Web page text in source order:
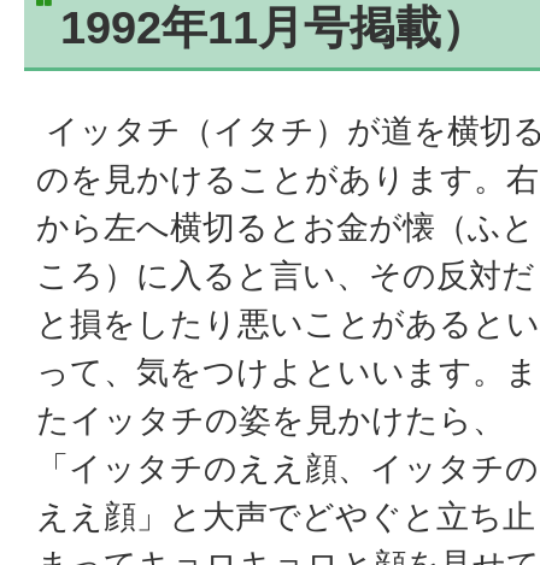
1992年11月号掲載）
イッタチ（イタチ）が道を横切
のを見かけることがあります。右
から左へ横切るとお金が懐（ふと
ころ）に入ると言い、その反対だ
と損をしたり悪いことがあるとい
って、気をつけよといいます。ま
たイッタチの姿を見かけたら、
「イッタチのええ顔、イッタチの
ええ顔」と大声でどやぐと立ち止